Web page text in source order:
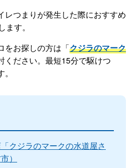
レつまりが発生した際におすすめ
す。
をお探しの方は「クジラのマーク
ください。最短15分で駆けつ
クジラのマークの水道屋さ
）